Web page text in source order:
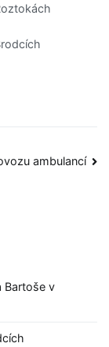
ambulancí
Bartoše v